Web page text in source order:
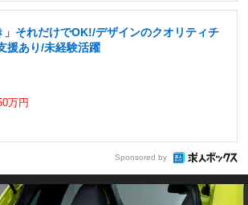
」それだけでOK!/デザインのクオリティチ
援あり/未経験活躍
万円
Sponsored by